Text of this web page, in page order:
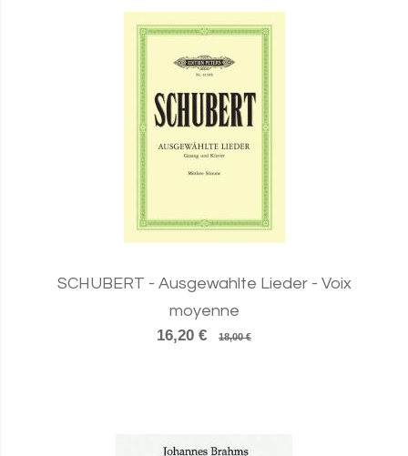
SCHUBERT - Ausgewahlte Lieder - Voix
moyenne
16,20 €
18,00 €